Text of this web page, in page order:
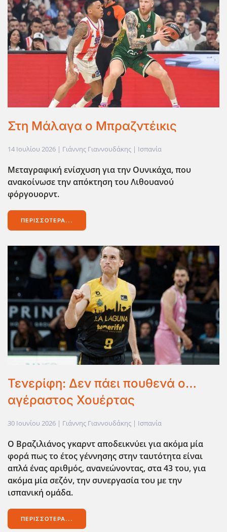
Στη Μάλαγα ο Μπραζντέικις
14 Ιουλίου 2026 | Γιάννης Γιαννουδάκης | Ισπανία
Μεταγραφική ενίσχυση για την Ουνικάχα, που
ανακοίνωσε την απόκτηση του Λιθουανού
φόργουορντ.
ΠΕΡΙΣΣΌΤΕΡΑ...
Τενερίφη: Δεν πάει πουθενά ο…
αγέραστος Χουέρτας
30 Ιουνίου 2026 | Γιάννης Γιαννουδάκης | Ισπανία
Ο Βραζιλιάνος γκαρντ αποδεικνύει για ακόμα μία
φορά πως το έτος γέννησης στην ταυτότητα είναι
απλά ένας αριθμός, ανανεώνοντας, στα 43 του, για
ακόμα μία σεζόν, την συνεργασία του με την
ισπανική ομάδα.
ΠΕΡΙΣΣΌΤΕΡΑ...